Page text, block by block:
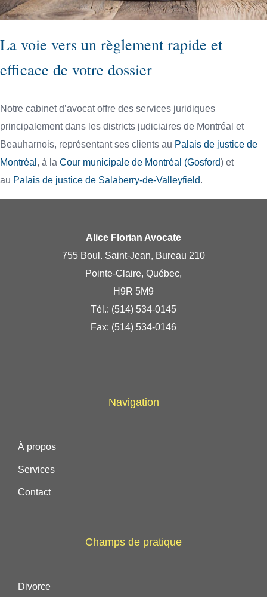
La voie vers un règlement rapide et
efficace de votre dossier
Notre cabinet d’avocat offre des services juridiques
principalement dans les districts judiciaires de Montréal et
Beauharnois, représentant ses clients au Palais de justice de
Montréal , à la Cour municipale de Montréal (Gosford) et
au Palais de justice de Salaberry-de-Valleyfield.
Alice Florian Avocate
755 Boul. Saint-Jean, Bureau 210
Pointe-Claire, Québec,
H9R 5M9
Tél.: (514) 534-0145
Fax: (514) 534-0146
Navigation
À propos
Services
Contact
Champs de pratique
Divorce